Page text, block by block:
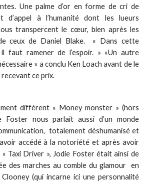
Une palme d’or en forme de cri de
d’appel à l’humanité dont les lueurs
transpercent le cœur, bien après les
ceux de Daniel Blake. « Dans cette
faut ramener de l’espoir. » «Un autre
» a conclu Ken Loach avant de le
ce prix.
différent « Money monster » (hors
Foster nous parlait aussi d’un monde
totalement déshumanisé et
accédé à la notoriété et après avoir
Taxi Driver », Jodie Foster était ainsi de
des marches au comble du glamour en
(qui incarne ici une personnalité